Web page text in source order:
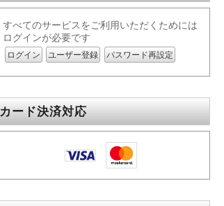
すべてのサービスをご利用いただくためには
ログインが必要です
ログイン ユーザー登録 パスワード再設定
カード決済対応